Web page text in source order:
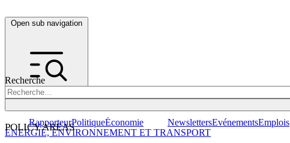
Open sub navigation
Recherche
POLICY AREAS
RapporteurPolitiqueÉconomie NewslettersEvénementsEmplois
ENERGIE, ENVIRONNEMENT ET TRANSPORT